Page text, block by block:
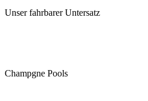
Unser fahrbarer Untersatz
Champgne Pools